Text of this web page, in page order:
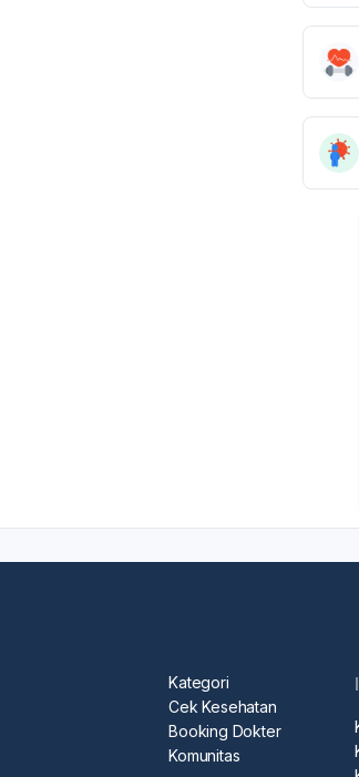
Kategori
Cek Kesehatan
Booking Dokter
Komunitas